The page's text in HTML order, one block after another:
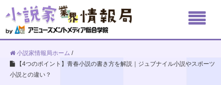
小説家情報局ホーム /
【4つのポイント】青春小説の書き方を解説｜ジュブナイル小説やスポーツ
小説との違い？